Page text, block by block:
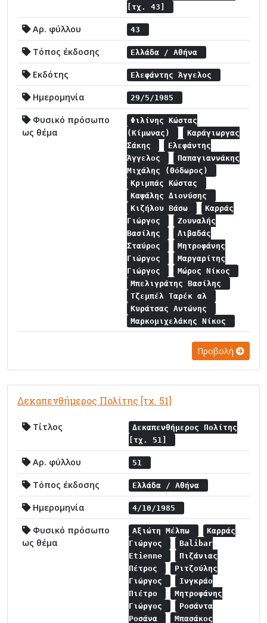
[τχ. 43]
Αρ. φύλλου 43
Τόπος έκδοσης Ελλάδα / Αθήνα
Εκδότης Ελεφάντης Άγγελος
Ημερομηνία 29/5/1985
Φυσικό πρόσωπο
ως θέμα
Φιλίνης Κώστας
(Κίμωνας)
Καράγιωργας
Σάκης
Ελεφάντης
Άγγελος
Παπαγιαννάκης
Μιχάλης (Θόδωρος)
Κριμπάς Κώστας
Καψάλης Διονύσης
Κιζήλου Βάσω
Καρράς
Γιώργος
Ζουναλής
Βασίλης
Λιβαδάς
Σταύρος
Μητροφάνης
Γιώργος
Μαργαρίτης
Γιώργος
Μώρος Νίκος
Μπελιγράτης Βασίλης
Τζεμπέλ Ταρέκ αλ
Κυράτσας Αντώνης
Μαρκομιχελάκης Νίκος
Προβολή
Δεκαπενθήμερος Πολίτης [τχ. 51]
Τίτλος
Δεκαπενθήμερος Πολίτης
[τχ. 51]
Αρ. φύλλου 51
Τόπος έκδοσης Ελλάδα / Αθήνα
Ημερομηνία 4/10/1985
Φυσικό πρόσωπο
ως θέμα
Αξιώτη Μέλπω
Καρράς
Γιώργος
Balibar
Etienne
Πιζάνιας
Πέτρος
Ριτζούλης
Γιώργος
Ινγκράο
Πιέτρο
Μητροφάνης
Γιώργος
Ροσάντα
Ροσάνα
Μπασάκος